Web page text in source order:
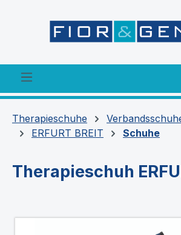
Therapieschuhe
ERFURT BREIT
Schuhe
Therapieschuh